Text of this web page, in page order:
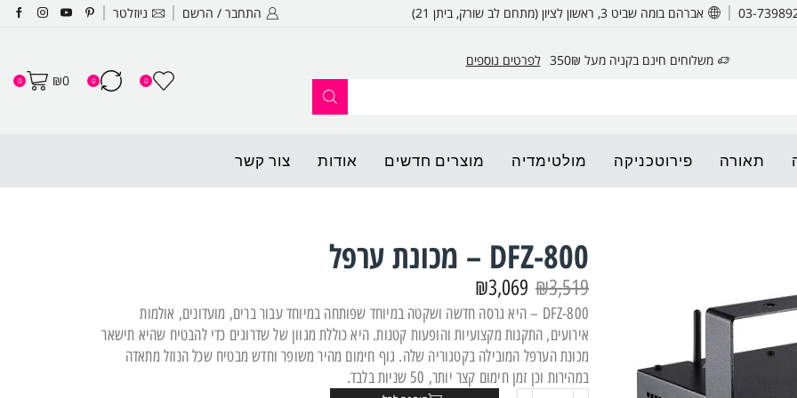
אברהם בומה שביט 3, ראשון לציון (מתחם לב שורק, ביתן 21) התחבר / הרשם ניוזלטר
משלוחים חינם בקניה מעל 350₪ לפרטים נוספים
0
0
₪0
0
תאורה פירוטכניקה מולטימדיה מוצרים חדשים אודות צור קשר
DFZ-800 – מכונת ערפל
₪3,519
₪3,069
DFZ-800 – היא גרסה חדשה ושקטה במיוחד שפותחה במיוחד עבור ברים, מועדונים, אולמות
אירועים, התקנות מקצועיות והופעות קטנות. היא כוללת מגוון של שדרוגים כדי להבטיח שהיא תישאר
מכונת הערפל המובילה בקטגוריה שלה. גוף חימום מהיר משופר וחדש מבטיח שכל הנוזל מתאדה
במהירות וכן זמן חימום קצר יותר, 50 שניות בלבד.